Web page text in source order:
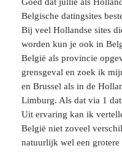
Belgische datingsites
Bij veel Hollandse sites
worden kun je ook in
België als provincie
grensgeval en zoek ik
en Brussel als in de
Limburg. Als dat via 1
Uit ervaring kan ik
België niet zoveel
natuurlijk wel een